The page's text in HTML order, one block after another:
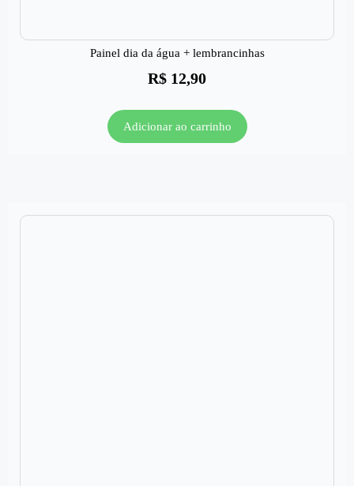
Painel dia da água + lembrancinhas
R$ 12,90
Adicionar ao carrinho